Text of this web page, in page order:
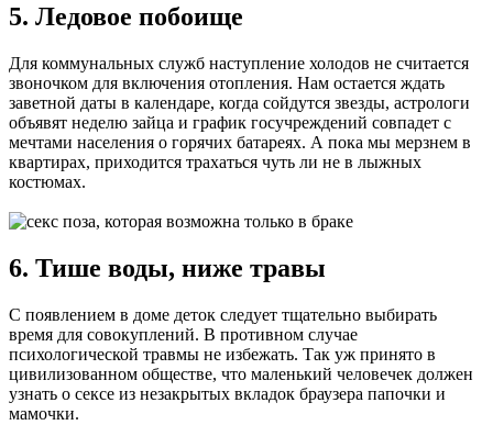
5. Ледовое побоище
Для коммунальных служб наступление холодов не считается
звоночком для включения отопления. Нам остается ждать
заветной даты в календаре, когда сойдутся звезды, астрологи
объявят неделю зайца и график госучреждений совпадет с
мечтами населения о горячих батареях. А пока мы мерзнем в
квартирах, приходится трахаться чуть ли не в лыжных
костюмах.
6. Тише воды, ниже травы
С появлением в доме деток следует тщательно выбирать
время для совокуплений. В противном случае
психологической травмы не избежать. Так уж принято в
цивилизованном обществе, что маленький человечек должен
узнать о сексе из незакрытых вкладок браузера папочки и
мамочки.